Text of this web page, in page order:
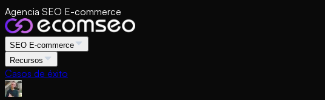
Agencia SEO E-commerce
SEO E-commerce
Recursos
Casos de éxito